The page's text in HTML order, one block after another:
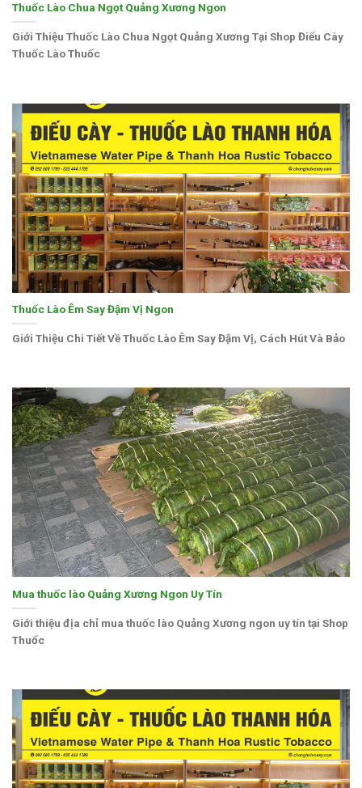
Thuốc Lào Chua Ngọt Quảng Xương Ngon
Giới Thiệu Thuốc Lào Chua Ngọt Quảng Xương Tại Shop Điếu Cày
Thuốc Lào Thuốc
Thuốc Lào Êm Say Đậm Vị Ngon
Giới Thiệu Chi Tiết Về Thuốc Lào Êm Say Đậm Vị, Cách Hút Và Bảo
Mua thuốc lào Quảng Xương Ngon Uy Tín
Giới thiệu địa chỉ mua thuốc lào Quảng Xương ngon uy tín tại Shop
Thuốc